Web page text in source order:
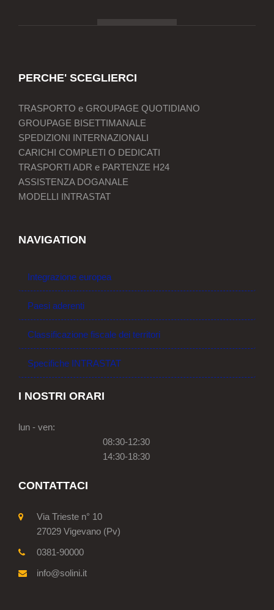
PERCHE' SCEGLIERCI
TRASPORTO e GROUPAGE QUOTIDIANO
GROUPAGE BISETTIMANALE
SPEDIZIONI INTERNAZIONALI
CARICHI COMPLETI O DEDICATI
TRASPORTI ADR e PARTENZE H24
ASSISTENZA DOGANALE
MODELLI INTRASTAT
NAVIGATION
Integrazione europea
Paesi aderenti
Classificazione fiscale dei territori
Specifiche INTRASTAT
I NOSTRI ORARI
lun - ven:
08:30-12:30
14:30-18:30
CONTATTACI
Via Trieste n° 10
27029 Vigevano (Pv)
0381-90000
info@solini.it